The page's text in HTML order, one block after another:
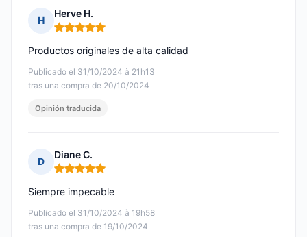
H
Herve H.
Nota: 5 de 5
Publicado el 31/10/2024 à 21h13
tras una compra de 20/10/2024
Productos originales de alta calidad
Opinión traducida
D
Diane C.
Nota: 5 de 5
Publicado el 31/10/2024 à 19h58
tras una compra de 19/10/2024
Siempre impecable